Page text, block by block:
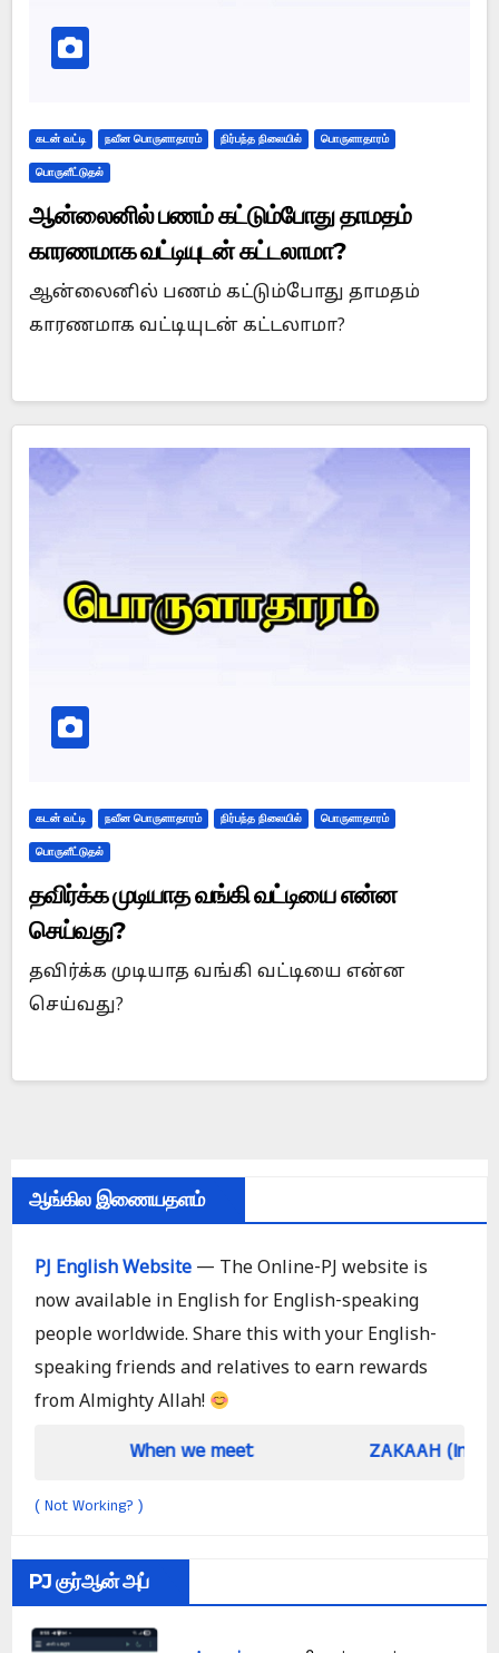
கடன் வட்டி நவீன பொருளாதாரம் நிர்பந்த நிலையில் பொருளாதாரம்
பொருளீட்டுதல்
ஆன்லைனில் பணம் கட்டும்போது தாமதம்
காரணமாக வட்டியுடன் கட்டலாமா?
ஆன்லைனில் பணம் கட்டும்போது தாமதம்
காரணமாக வட்டியுடன் கட்டலாமா?
கடன் வட்டி நவீன பொருளாதாரம் நிர்பந்த நிலையில் பொருளாதாரம்
பொருளீட்டுதல்
தவிர்க்க முடியாத வங்கி வட்டியை என்ன
செய்வது?
தவிர்க்க முடியாத வங்கி வட்டியை என்ன
செய்வது?
ஆங்கில இணையதளம்
PJ English Website — The Online-PJ website is
now available in English for English-speaking
people worldwide. Share this with your English-
speaking friends and relatives to earn rewards
from Almighty Allah!
When we meet ZAKAAH (In the light of Qur
( Not Working? )
PJ குர்ஆன் அப்